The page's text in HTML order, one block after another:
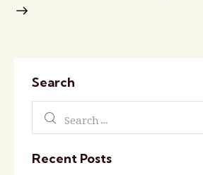
Search
Recent Posts